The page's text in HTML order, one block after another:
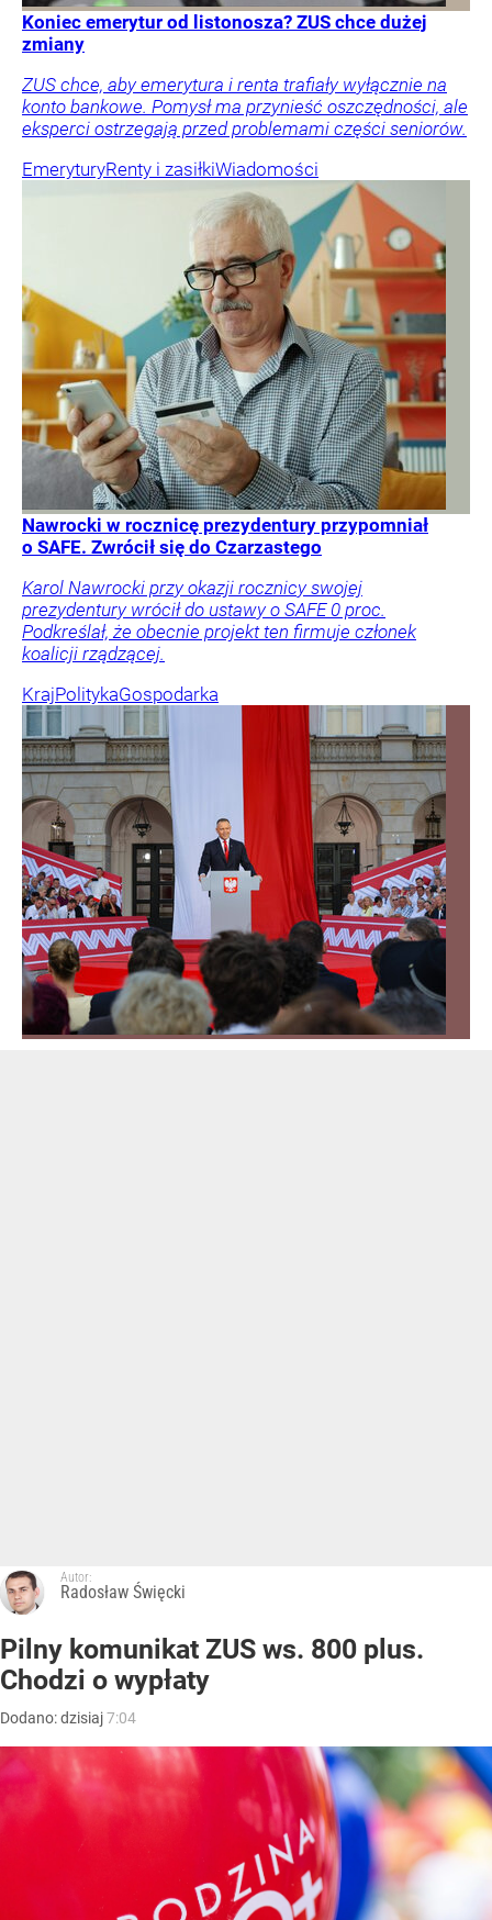
Koniec emerytur od listonosza? ZUS chce dużej
zmiany
ZUS chce, aby emerytura i renta trafiały wyłącznie na
konto bankowe. Pomysł ma przynieść oszczędności, ale
eksperci ostrzegają przed problemami części seniorów.
EmeryturyRenty i zasiłkiWiadomości
Nawrocki w rocznicę prezydentury przypomniał
o SAFE. Zwrócił się do Czarzastego
Karol Nawrocki przy okazji rocznicy swojej
prezydentury wrócił do ustawy o SAFE 0 proc.
Podkreślał, że obecnie projekt ten firmuje członek
koalicji rządzącej.
KrajPolitykaGospodarka
Autor:
Radosław Święcki
Pilny komunikat ZUS ws. 800 plus.
Chodzi o wypłaty
Dodano:dzisiaj7:04